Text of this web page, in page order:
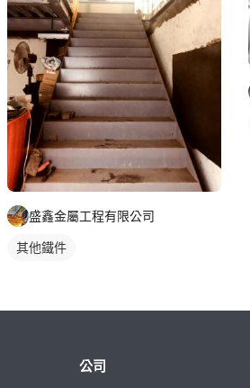
盛鑫金屬工程有限公司
其他鐵件
公司